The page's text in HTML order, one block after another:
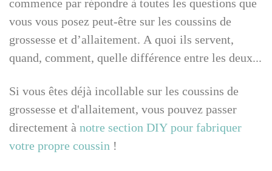
commence par répondre à toutes les questions que
vous vous posez peut-être sur les coussins de
grossesse et d’allaitement. A quoi ils servent,
quand, comment, quelle différence entre les deux...
Si vous êtes déjà incollable sur les coussins de
grossesse et d'allaitement, vous pouvez passer
directement à notre section DIY pour fabriquer
votre propre coussin !